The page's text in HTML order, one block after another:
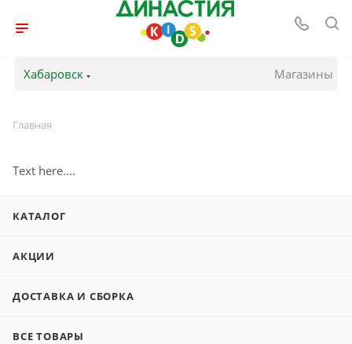
Хабаровск Магазины
Главная
Text here....
КАТАЛОГ
АКЦИИ
ДОСТАВКА И СБОРКА
ВСЕ ТОВАРЫ